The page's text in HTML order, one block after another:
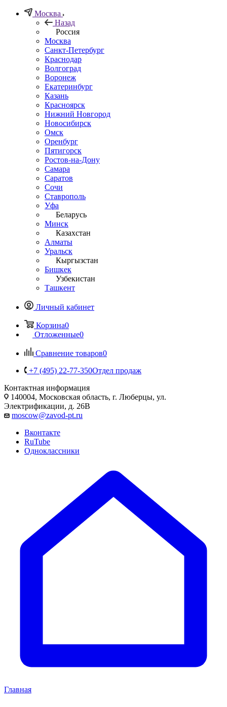
Москва
Назад
Россия
Москва
Санкт-Петербург
Краснодар
Волгоград
Воронеж
Екатеринбург
Казань
Красноярск
Нижний Новгород
Новосибирск
Омск
Оренбург
Пятигорск
Ростов-на-Дону
Самара
Саратов
Сочи
Ставрополь
Уфа
Беларусь
Минск
Казахстан
Алматы
Уральск
Кыргызстан
Бишкек
Узбекистан
Ташкент
Личный кабинет
Корзина0
Отложенные0
Сравнение товаров0
+7 (495) 22-77-350Отдел продаж
Контактная информация
140004, Московская область, г. Люберцы, ул.
Электрификации, д. 26В
moscow@zavod-pt.ru
Вконтакте
RuTube
Одноклассники
Главная